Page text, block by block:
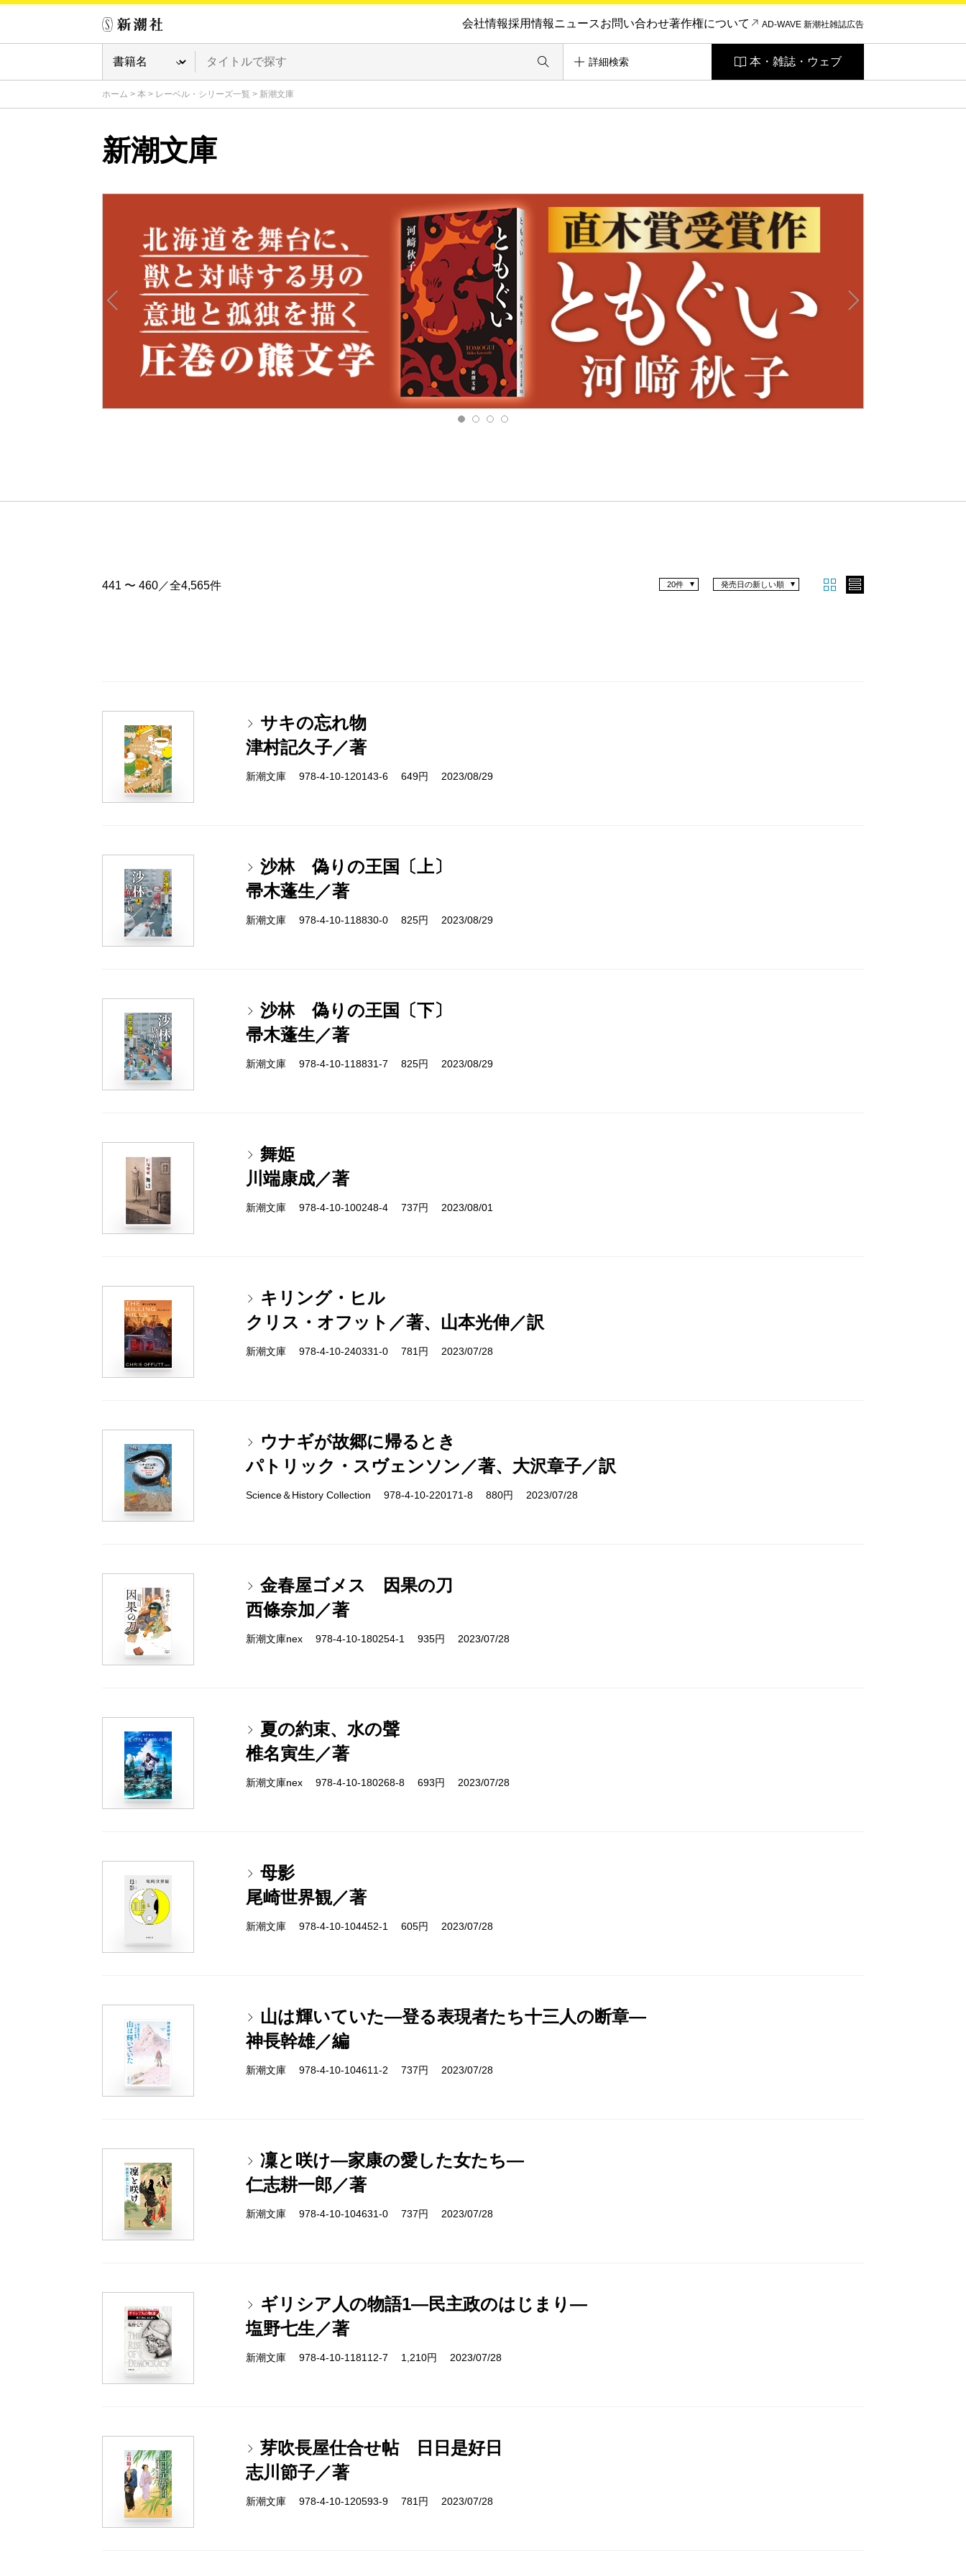
会社情報採用情報ニュースお問い合わせ著作権について AD-WAVE 新潮社雑誌広告
詳細検索 本・雑誌・ウェブ
ホーム > 本 > レーベル・シリーズ一覧 > 新潮文庫
新潮文庫
441 〜 460／全4,565件 発売日の新しい順
20件
サキの忘れ物
津村記久子／著
新潮文庫 978-4-10-120143-6 649円 2023/08/29
沙林 偽りの王国〔上〕
帚木蓬生／著
新潮文庫 978-4-10-118830-0 825円 2023/08/29
沙林 偽りの王国〔下〕
帚木蓬生／著
新潮文庫 978-4-10-118831-7 825円 2023/08/29
舞姫
川端康成／著
新潮文庫 978-4-10-100248-4 737円 2023/08/01
キリング・ヒル
クリス・オフット／著、山本光伸／訳
新潮文庫 978-4-10-240331-0 781円 2023/07/28
ウナギが故郷に帰るとき
パトリック・スヴェンソン／著、大沢章子／訳
Science＆History Collection 978-4-10-220171-8 880円 2023/07/28
金春屋ゴメス 因果の刀
西條奈加／著
新潮文庫nex 978-4-10-180254-1 935円 2023/07/28
夏の約束、水の聲
椎名寅生／著
新潮文庫nex 978-4-10-180268-8 693円 2023/07/28
母影
尾崎世界観／著
新潮文庫 978-4-10-104452-1 605円 2023/07/28
山は輝いていた―登る表現者たち十三人の断章―
神長幹雄／編
新潮文庫 978-4-10-104611-2 737円 2023/07/28
凜と咲け―家康の愛した女たち―
仁志耕一郎／著
新潮文庫 978-4-10-104631-0 737円 2023/07/28
ギリシア人の物語1―民主政のはじまり―
塩野七生／著
新潮文庫 978-4-10-118112-7 1,210円 2023/07/28
芽吹長屋仕合せ帖 日日是好日
志川節子／著
新潮文庫 978-4-10-120593-9 781円 2023/07/28